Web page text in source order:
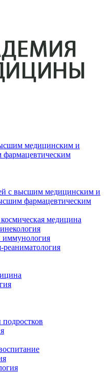
медицинским и
с высшим медицинским и
фармацевтическим
медицина
иммунология
реаниматология
подростков